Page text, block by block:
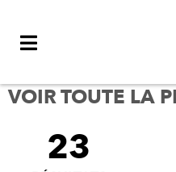
VOIR TOUTE LA
FILTRER
23